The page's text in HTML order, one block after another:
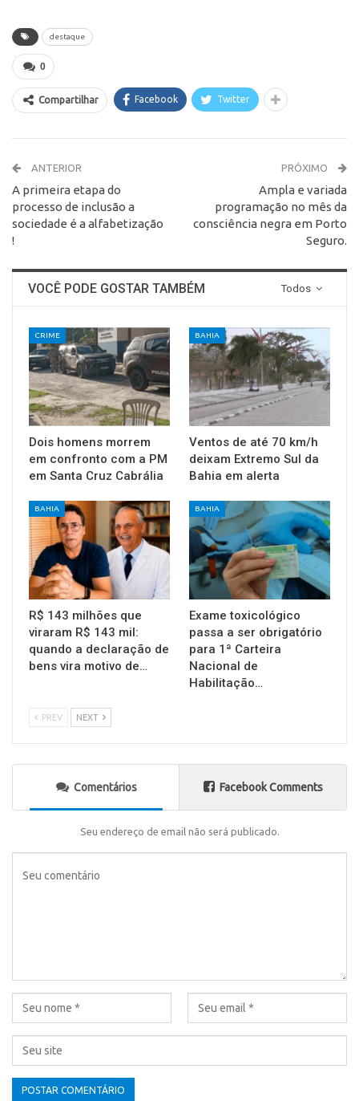
destaque
0
Compartilhar Facebook Twitter
ANTERIOR
A primeira etapa do
processo de inclusão a
sociedade é a alfabetização
!
PRÓXIMO
Ampla e variada
programação no mês da
consciência negra em Porto
Seguro.
Todos
VOCÊ PODE GOSTAR TAMBÉM
CRIME
Dois homens morrem
em confronto com a PM
em Santa Cruz Cabrália
BAHIA
Ventos de até 70 km/h
deixam Extremo Sul da
Bahia em alerta
BAHIA
R$ 143 milhões que
viraram R$ 143 mil:
quando a declaração de
bens vira motivo de…
BAHIA
Exame toxicológico
passa a ser obrigatório
para 1ª Carteira
Nacional de
Habilitação…
PREV NEXT
Comentários Facebook Comments
Seu endereço de email não será publicado.